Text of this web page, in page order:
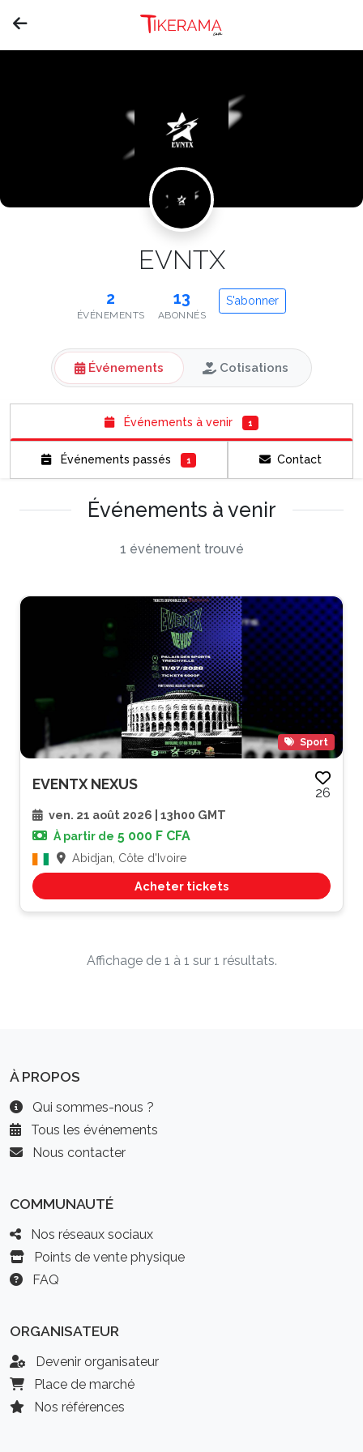
EVNTX
2
ÉVÉNEMENTS
13
ABONNÉS
S'abonner
Événements Cotisations
Événements à venir 1
Événements passés 1 Contact
Événements à venir
1 événement trouvé
Sport
EVENTX NEXUS
26
ven. 21 août 2026 | 13h00 GMT
À partir de 5 000 F CFA
Abidjan, Côte d'Ivoire
Acheter tickets
Affichage de 1 à 1 sur 1 résultats.
À PROPOS
Qui sommes-nous ?
Tous les événements
Nous contacter
COMMUNAUTÉ
Nos réseaux sociaux
Points de vente physique
FAQ
ORGANISATEUR
Devenir organisateur
Place de marché
Nos références